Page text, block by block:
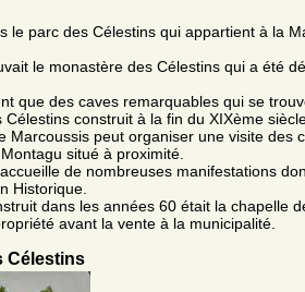
le parc des Célestins qui appartient à la
le monastère des Célestins qui a été
que des caves remarquables qui se
construit à la fin du XIXème
Marcoussis peut organiser une visite des
situé à proximité.
de nombreuses manifestations
Historique.
dans les années 60 était la chapelle
avant la vente à la municipalité.
Célestins